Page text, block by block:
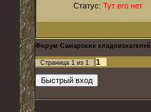
Статус: Тут его нет
Форум Самарских кладоискателей
Страница 1 из 1 1